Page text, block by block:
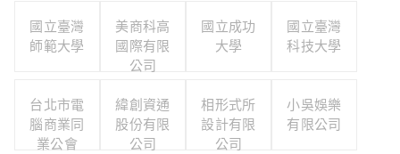
國立臺灣
師範大學
美商科高
國際有限
公司
國立成功
大學
國立臺灣
科技大學
台北市電
腦商業同
業公會
緯創資通
股份有限
公司
相形式所
設計有限
公司
小吳娛樂
有限公司